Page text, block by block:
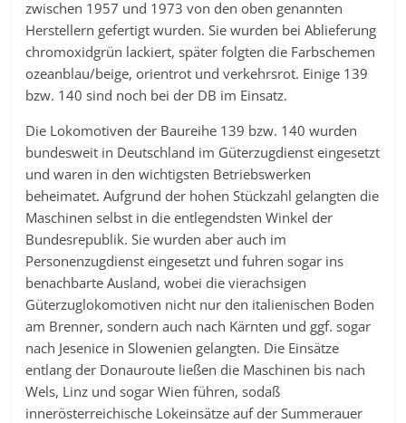
zwischen 1957 und 1973 von den oben genannten
Herstellern gefertigt wurden. Sie wurden bei Ablieferung
chromoxidgrün lackiert, später folgten die Farbschemen
ozeanblau/beige, orientrot und verkehrsrot. Einige 139
bzw. 140 sind noch bei der DB im Einsatz.
Die Lokomotiven der Baureihe 139 bzw. 140 wurden
bundesweit in Deutschland im Güterzugdienst eingesetzt
und waren in den wichtigsten Betriebswerken
beheimatet. Aufgrund der hohen Stückzahl gelangten die
Maschinen selbst in die entlegendsten Winkel der
Bundesrepublik. Sie wurden aber auch im
Personenzugdienst eingesetzt und fuhren sogar ins
benachbarte Ausland, wobei die vierachsigen
Güterzuglokomotiven nicht nur den italienischen Boden
am Brenner, sondern auch nach Kärnten und ggf. sogar
nach Jesenice in Slowenien gelangten. Die Einsätze
entlang der Donauroute ließen die Maschinen bis nach
Wels, Linz und sogar Wien führen, sodaß
innerösterreichische Lokeinsätze auf der Summerauer